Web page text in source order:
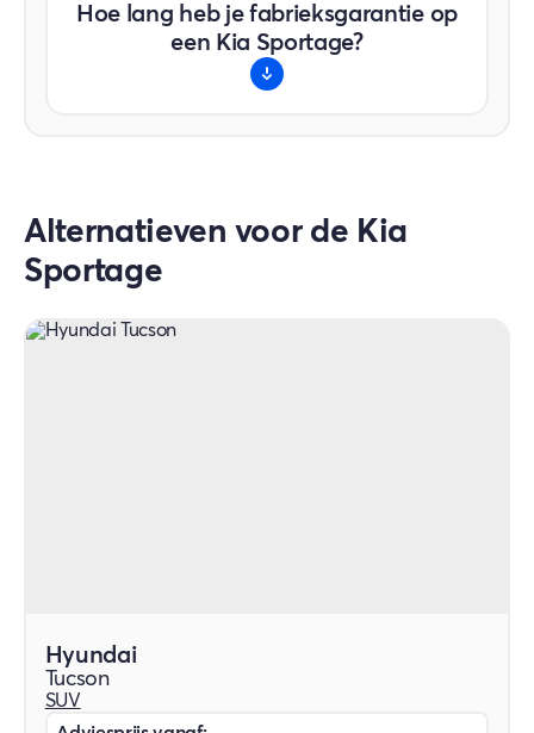
plaats voor 5 volwassenen, extreem
royale beenruimte achterin en een
kolossale kofferbak van bijna 590 liter.
Hoe lang heb je fabrieksgarantie op
een Kia Sportage?
fabrieksgarantie van maar liefst 7 jaar
Alternatieven voor de Kia
Sportage
Hyundai
Tucson
SUV